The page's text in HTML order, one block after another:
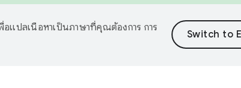
อแปลเนื้อหาเป็นภาษาที่คุณต้องการ การ